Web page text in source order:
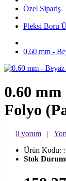
Özel Sipariş
Pleksi Boru
0.60 mm -
0.60 mm
Folyo
0 yorum
Ürün Kodu: :
Stok